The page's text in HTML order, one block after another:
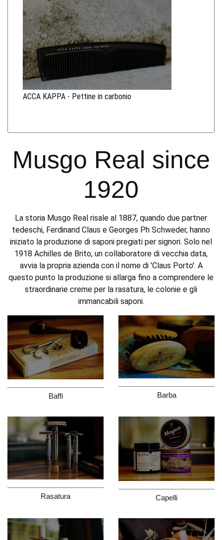
ACCA KAPPA - Pettine in carbonio
Musgo Real since
1920
La storia Musgo Real risale al 1887, quando due partner
tedeschi, Ferdinand Claus e Georges Ph Schweder, hanno
iniziato la produzione di saponi pregiati per signori. Solo nel
1918 Achilles de Brito, un collaboratore di vecchia data,
avvia la propria azienda con il nome di 'Claus Porto'. A
questo punto la produzione si allarga fino a comprendere le
straordinarie creme per la rasatura, le colonie e gli
immancabili saponi.
Baffi Barba
Rasatura Capelli